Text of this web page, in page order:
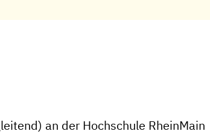
an der Hochschule RheinMain